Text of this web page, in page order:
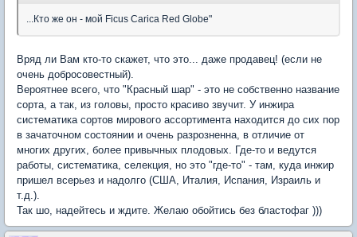
...Кто же он - мой Ficus Carica Red Globe"
Вряд ли Вам кто-то скажет, что это... даже продавец! (если не
очень добросовестный).
Вероятнее всего, что "Красный шар" - это не собственно название
сорта, а так, из головы, просто красиво звучит. У инжира
систематика сортов мирового ассортимента находится до сих пор
в зачаточном состоянии и очень разрозненна, в отличие от
многих других, более привычных плодовых. Где-то и ведутся
работы, систематика, селекция, но это "где-то" - там, куда инжир
пришел всерьез и надолго (США, Италия, Испания, Израиль и
т.д.).
Так шо, надейтесь и ждите. Желаю обойтись без бластофаг )))